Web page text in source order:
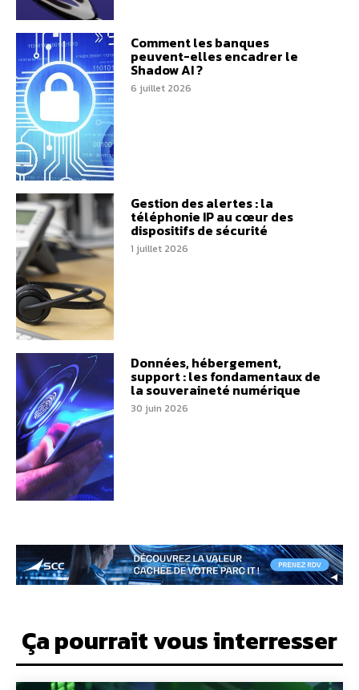
Comment les banques
peuvent-elles encadrer le
Shadow AI ?
6 juillet 2026
Gestion des alertes : la
téléphonie IP au cœur des
dispositifs de sécurité
1 juillet 2026
Données, hébergement,
support : les fondamentaux de
la souveraineté numérique
30 juin 2026
Ça pourrait vous interresser